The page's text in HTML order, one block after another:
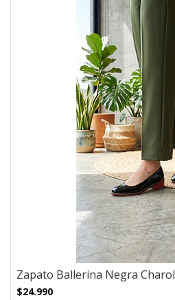
Zapato Ballerina Negra Charol
$24.990